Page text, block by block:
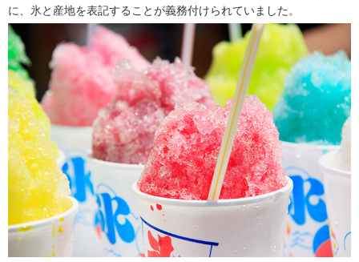
に、氷と産地を表記することが義務付けられていました。